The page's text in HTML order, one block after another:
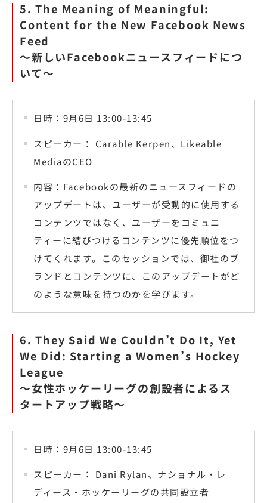
5. The Meaning of Meaningful:
Content for the New Facebook News
Feed
〜新しいFacebookニュースフィードにつ
いて〜
日時：9月6日 13:00-13:45
スピーカー： Carable Kerpen、Likeable
MediaのCEO
内容：Facebookの最新のニュースフィードの
アップデートは、ユーザーが受動的に使用する
コンテンツではなく、ユーザーをコミュニ
ティーに結びつけるコンテンツに優先順位をつ
けてくれます。このセッションでは、御社のブ
ランドとコンテンツに、このアップデートがど
のような意味を持つのかを学びます。
6. They Said We Couldn’t Do It, Yet
We Did: Starting a Women’s Hockey
League
〜女性ホッケーリーグの創設者によるス
タートアップ戦略〜
日時：9月6日 13:00-13:45
スピーカー： Dani Rylan、ナショナル・レ
ディース・ホッケーリーグの共同設立者